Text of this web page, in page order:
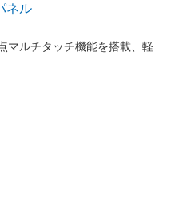
ネル
マルチタッチ機能を搭載、軽